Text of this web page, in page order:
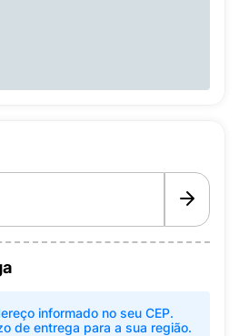
informado no seu CEP.
de entrega para a sua região.